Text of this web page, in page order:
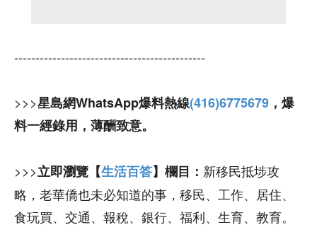
---------------------------------------------
>>>星島網WhatsApp爆料熱線(416)6775679 ，爆
料一經錄用，薄酬致意。
>>>立即瀏覽【生活百答】欄目： 新移民抵埗攻
略，老華僑也未必知道的事，移民、工作、居住、
食玩買、交通、報稅、銀行、福利、生育、教育。